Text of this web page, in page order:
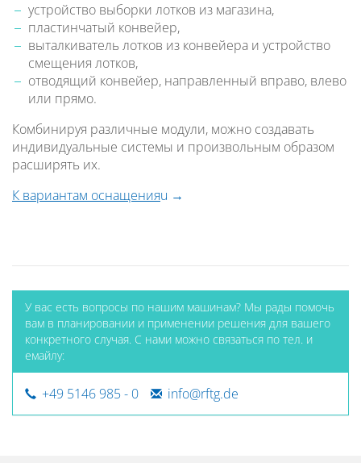
устройство выборки лотков из магазина,
пластинчатый конвейер,
выталкиватель лотков из конвейера и устройство
смещения лотков,
отводящий конвейер, направленный вправо, влево
или прямо.
Комбинируя различные модули, можно создавать
индивидуальные системы и произвольным образом
расширять их.
К вариантам оснащенияu
У вас есть вопросы по нашим машинам? Мы рады помочь
вам в планировании и применении решения для вашего
конкретного случая. С нами можно связаться по тел. и
емайлу:
+49 5146 985 - 0 info@rftg.de